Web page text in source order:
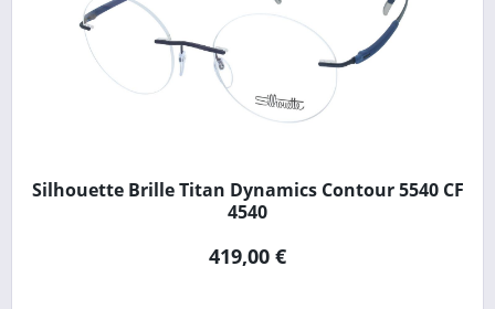
Silhouette Brille Titan Dynamics Contour 5540 CF
4540
419,00 €